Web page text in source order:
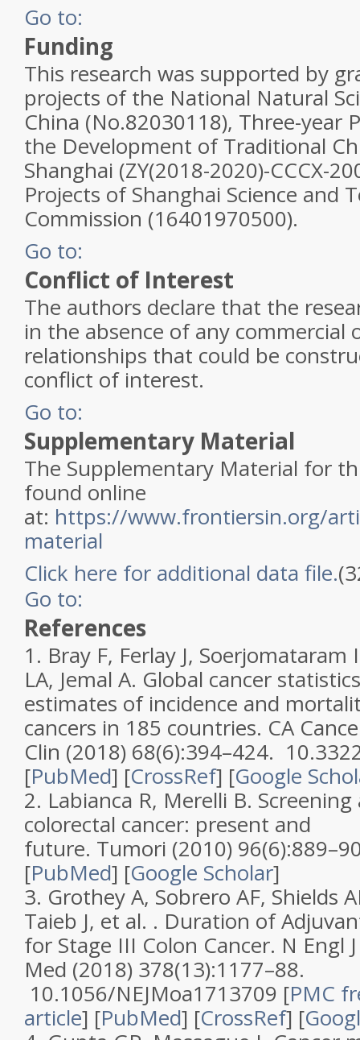
Go to:
Funding
This research was supported by
projects of the National Natural
China (No.82030118), Three-year
the Development of Traditional
Shanghai (ZY(2018-2020)-CCCX-
Projects of Shanghai Science and
Commission (16401970500).
Go to:
Conflict of Interest
The authors declare that the
in the absence of any commercial
relationships that could be
conflict of interest.
Go to:
Supplementary Material
The Supplementary Material for
found online
at: https://www.frontiersin.org/
material
Click here for additional data file.
Go to:
References
1. Bray F, Ferlay J, Soerjomataram
LA, Jemal A. Global cancer
estimates of incidence and
cancers in 185 countries. CA
Clin (2018) 68(6):394–424.
[PubMed] [CrossRef] [Google
2. Labianca R, Merelli B.
colorectal cancer: present and
future. Tumori (2010) 96(6
[PubMed] [Google Scholar]
3. Grothey A, Sobrero AF, Shields
Taieb J, et al. . Duration of
for Stage III Colon Cancer. N Engl J
Med (2018) 378(13):1177–88.
10.1056/NEJMoa1713709 [PMC
article] [PubMed] [CrossRef] [